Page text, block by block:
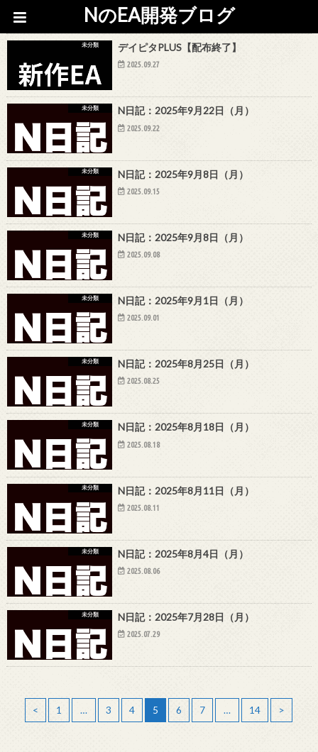
NのEA開発ブログ
未分類 デイピタPLUS【配布終了】
2025.09.27
未分類 N日記：2025年9月22日（月）
2025.09.22
未分類 N日記：2025年9月8日（月）
2025.09.15
未分類 N日記：2025年9月8日（月）
2025.09.08
未分類 N日記：2025年9月1日（月）
2025.09.01
未分類 N日記：2025年8月25日（月）
2025.08.25
未分類 N日記：2025年8月18日（月）
2025.08.18
未分類 N日記：2025年8月11日（月）
2025.08.11
未分類 N日記：2025年8月4日（月）
2025.08.06
未分類 N日記：2025年7月28日（月）
2025.07.29
< 1 … 3 4 5 6 7 … 14 >